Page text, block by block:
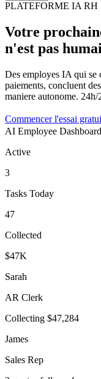
PLATEFORME IA RH
Votre
n'est pas
Des employes IA qui se
paiements, concluent
maniere autonome.
Commencer l'essai
AI Employee Dashboard
Active
3
Tasks Today
47
Collected
$47K
Sarah
AR Clerk
Collecting $47,284
James
Sales Rep